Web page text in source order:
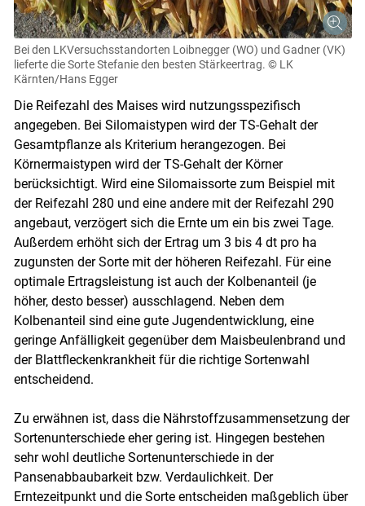
Bei den LK­Versuchsstandorten Loibnegger (WO) und Gadner (VK)
lieferte die Sorte Stefanie den besten Stärkeertrag. © LK
Kärnten/Hans Egger
Die Reifezahl des Maises wird nutzungsspezifisch
angegeben. Bei Silomais­typen wird der TS-Gehalt der
Gesamtpflanze als Kriterium herangezogen. Bei
Körnermaistypen wird der TS-Gehalt der Körner
berücksichtigt. Wird eine Silomaissorte zum Beispiel mit
der Reifezahl 280 und eine andere mit der Reifezahl 290
angebaut, verzögert sich die Ernte um ein bis zwei Tage.
Außerdem erhöht sich der Ertrag um 3 bis 4 dt pro ha
zugunsten der Sorte mit der höheren Reifezahl. Für eine
optimale Ertragsleistung ist auch der Kolbenanteil (je
höher, desto besser) ausschlagend. Neben dem
Kolbenanteil sind eine gute Jugendentwicklung, eine
geringe Anfälligkeit gegenüber dem Maisbeulenbrand und
der Blattfleckenkrankheit für die richtige Sortenwahl
entscheidend.
Zu erwähnen ist, dass die Nährstoffzusammensetzung der
Sortenunterschiede eher gering ist. Hingegen bestehen
sehr wohl deutliche Sortenunterschiede in der
Pansenabbaubarkeit bzw. Verdaulichkeit. Der
Erntezeitpunkt und die Sorte entscheiden maßgeblich über